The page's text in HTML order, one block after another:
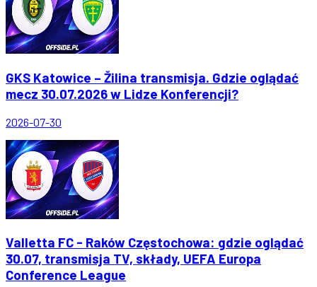
GKS Katowice – Žilina transmisja. Gdzie oglądać
mecz 30.07.2026 w Lidze Konferencji?
2026-07-30
Valletta FC - Raków Częstochowa: gdzie oglądać
30.07, transmisja TV, składy, UEFA Europa
Conference League